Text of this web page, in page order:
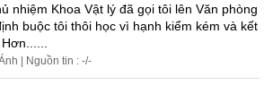
nhiệm Khoa Vật lý đã gọi tôi lên Văn phòng
buộc tôi thôi học vì hạnh kiểm kém và kết
| Nguồn tin : -/-